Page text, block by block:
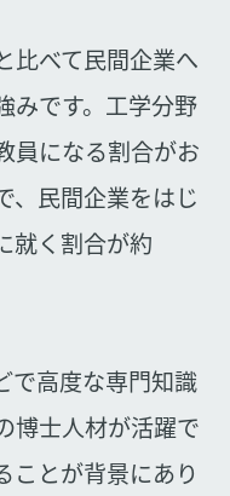
比べて民間企業へ
みです。工学分野
員になる割合がお
、民間企業をはじ
就く割合が約
で高度な専門知識
博士人材が活躍で
ことが背景にあり